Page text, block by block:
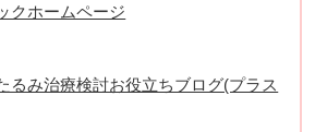
クホームページ
るみ治療検討お役立ちブログ(プラス